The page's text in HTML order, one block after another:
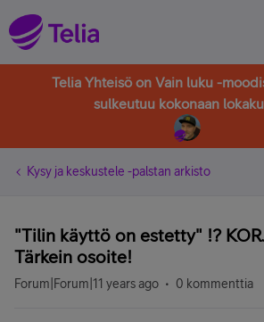
Telia Yhteisö on Vain luku -
sulkeutuu kokonaan
Kysy ja keskustele -palstan arkisto
"Tilin käyttö on estetty" !?
Tärkein osoite!
Forum|Forum|11 years ago 0 kommenttia